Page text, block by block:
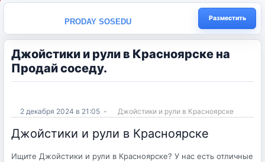
PRODAY SOSEDU Разместить
Джойстики и рули в Красноярске на
Продай соседу.
2 декабря 2024 в 21:05 - Джойстики и рули в Красноярске
Джойстики и рули в Красноярске
Ищите Джойстики и рули в Красноярске? У нас есть отличные